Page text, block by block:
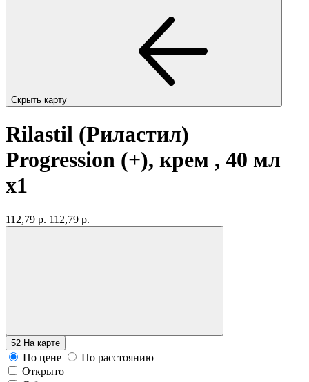
Скрыть карту
Rilastil (Риластил)
Progression (+), крем , 40 мл
x1
112,79 р. 112,79 р.
52 На карте
По цене
По расстоянию
Открыто